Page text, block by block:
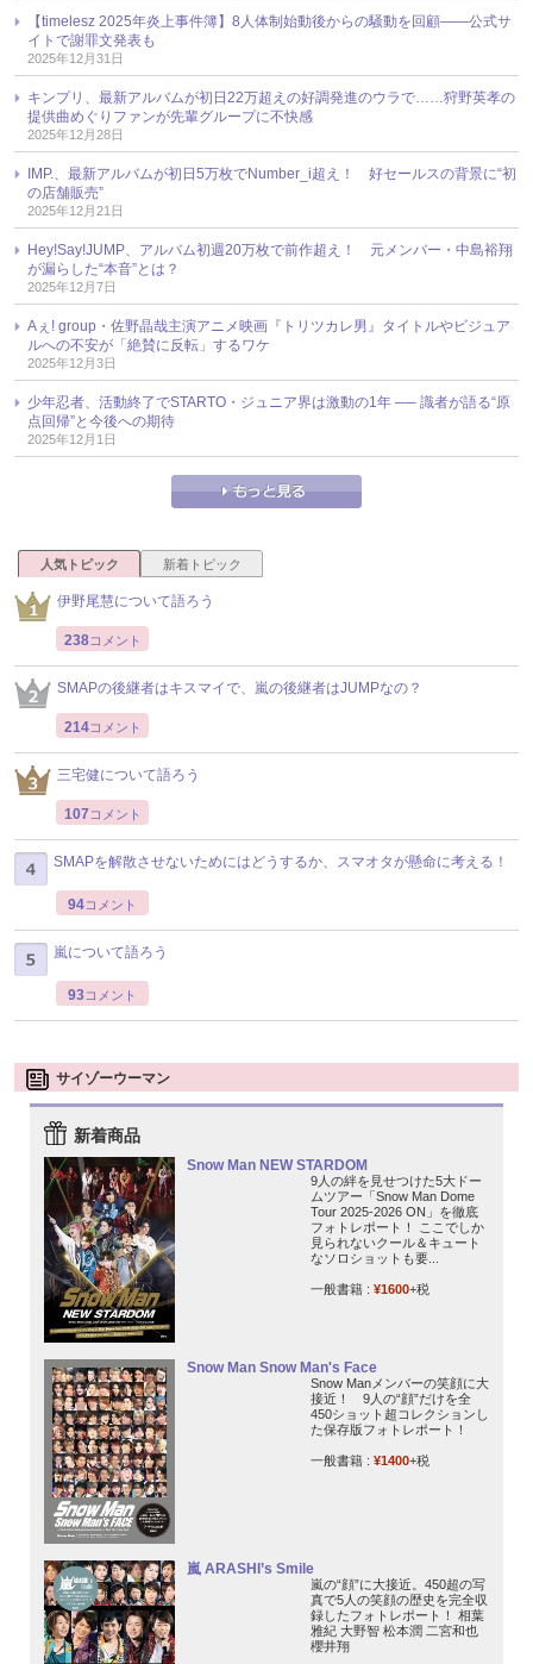
【timelesz 2025年炎上事件簿】8人体制始動後からの騒動を回顧――公式サ
イトで謝罪文発表も
2025年12月31日
キンプリ、最新アルバムが初日22万超えの好調発進のウラで……狩野英孝の
提供曲めぐりファンが先輩グループに不快感
2025年12月28日
IMP.、最新アルバムが初日5万枚でNumber_i超え！ 好セールスの背景に“初
の店舗販売”
2025年12月21日
Hey!Say!JUMP、アルバム初週20万枚で前作超え！ 元メンバー・中島裕翔
が漏らした“本音”とは？
2025年12月7日
Aぇ! group・佐野晶哉主演アニメ映画『トリツカレ男』タイトルやビジュア
ルへの不安が「絶賛に反転」するワケ
2025年12月3日
少年忍者、活動終了でSTARTO・ジュニア界は激動の1年 ── 識者が語る“原
点回帰”と今後への期待
2025年12月1日
人気トピック 新着トピック
伊野尾慧について語ろう
238コメント
SMAPの後継者はキスマイで、嵐の後継者はJUMPなの？
214コメント
三宅健について語ろう
107コメント
SMAPを解散させないためにはどうするか、スマオタが懸命に考える！
94コメント
嵐について語ろう
93コメント
サイゾーウーマン
新着商品
Snow Man NEW STARDOM
9人の絆を見せつけた5大ドー
ムツアー「Snow Man Dome
Tour 2025-2026 ON」を徹底
フォトレポート！ ここでしか
見られないクール＆キュート
なソロショットも要...
一般書籍 : ¥1600+税
Snow Man Snow Man's Face
Snow Manメンバーの笑顔に大
接近！ 9人の“顔”だけを全
450ショット超コレクションし
た保存版フォトレポート！
一般書籍 : ¥1400+税
嵐 ARASHI’s Smile
嵐の“顔”に大接近。450超の写
真で5人の笑顔の歴史を完全収
録したフォトレポート！ 相葉
雅紀 大野智 松本潤 二宮和也
櫻井翔